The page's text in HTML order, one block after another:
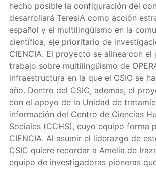
hecho posible la configuración del
desarrollará TeresIA como acción
español y el multilingüismo en la
científica, eje prioritario de
CIENCIA. El proyecto se alinea con el
trabajo sobre multilingüismo de
infraestructura en la que el CSIC se
año. Dentro del CSIC, además, el
con el apoyo de la Unidad de
información del Centro de Ciencias
Sociales (CCHS), cuyo equipo forma
CIENCIA. Al asumir el liderazgo de
CSIC quiere recordar a Amelia de
equipo de investigadoras pioneras